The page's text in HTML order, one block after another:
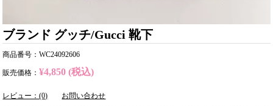
ブランド グッチ/Gucci 靴下
商品番号：WC24092606
販売価格： ¥4,850 (税込)
レビュー：(0) お問い合わせ